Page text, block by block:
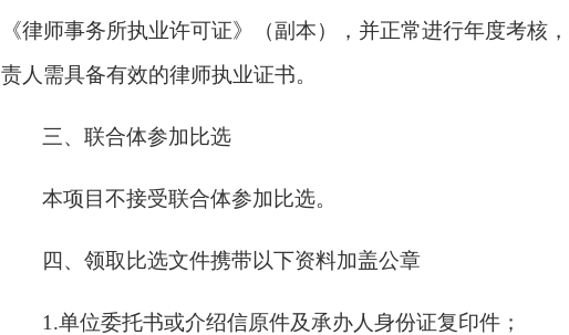
《律师事务所执业许可证》（副本），并正常进行年度考核
责人需具备有效的律师执业证书。
三、联合体参加比选
本项目不接受联合体参加比选。
四、领取比选文件携带以下资料加盖公章
1.单位委托书或介绍信原件及承办人身份证复印件；